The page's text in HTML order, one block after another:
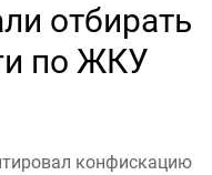
отбирать
по ЖКУ
конфискацию